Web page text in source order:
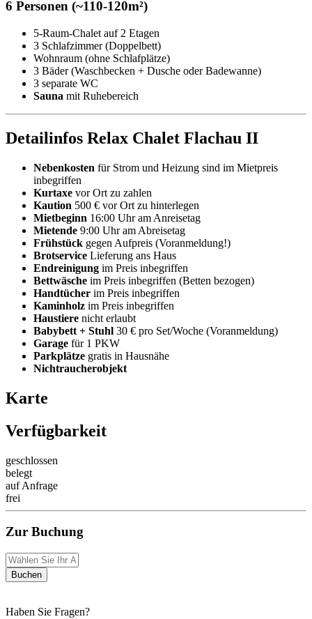
6 Personen (~110-120m²)
5-Raum-Chalet auf 2 Etagen
3 Schlafzimmer (Doppelbett)
Wohnraum (ohne Schlafplätze)
3 Bäder (Waschbecken + Dusche oder Badewanne)
3 separate WC
Sauna mit Ruhebereich
Detailinfos Relax Chalet Flachau II
Nebenkosten für Strom und Heizung sind im Mietpreis
inbegriffen
Kurtaxe vor Ort zu zahlen
Kaution 500 € vor Ort zu hinterlegen
Mietbeginn 16:00 Uhr am Anreisetag
Mietende 9:00 Uhr am Abreisetag
Frühstück gegen Aufpreis (Voranmeldung!)
Brotservice Lieferung ans Haus
Endreinigung im Preis inbegriffen
Bettwäsche im Preis inbegriffen (Betten bezogen)
Handtücher im Preis inbegriffen
Kaminholz im Preis inbegriffen
Haustiere nicht erlaubt
Babybett + Stuhl 30 € pro Set/Woche (Voranmeldung)
Garage für 1 PKW
Parkplätze gratis in Hausnähe
Nichtraucherobjekt
Karte
Verfügbarkeit
geschlossen
belegt
auf Anfrage
frei
Zur Buchung
Buchen
Haben Sie Fragen?